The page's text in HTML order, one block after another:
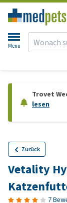
Menu
Trovet
lesen
Zurück
Vetality
7